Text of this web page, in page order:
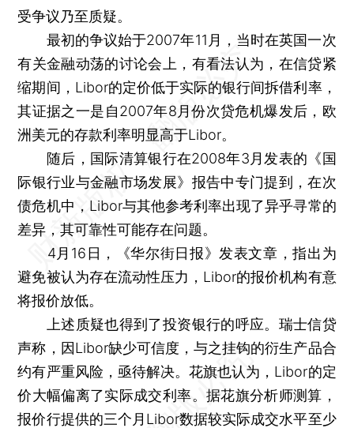
受争议乃至质疑。
最初的争议始于2007年11月，当时在英国一次
有关金融动荡的讨论会上，有看法认为，在信贷紧
缩期间，Libor的定价低于实际的银行间拆借利率，
其证据之一是自2007年8月份次贷危机爆发后，欧
洲美元的存款利率明显高于Libor。
随后，国际清算银行在2008年3月发表的《国
际银行业与金融市场发展》报告中专门提到，在次
债危机中，Libor与其他参考利率出现了异乎寻常的
差异，其可靠性可能存在问题。
4月16日，《华尔街日报》发表文章，指出为
避免被认为存在流动性压力，Libor的报价机构有意
将报价放低。
上述质疑也得到了投资银行的呼应。瑞士信贷
声称，因Libor缺少可信度，与之挂钩的衍生产品合
约有严重风险，亟待解决。花旗也认为，Libor的定
价大幅偏离了实际成交利率。据花旗分析师测算，
报价行提供的三个月Libor数据较实际成交水平至少